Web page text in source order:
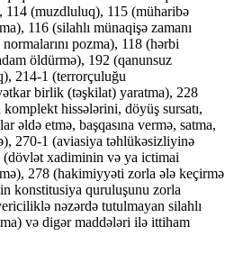
114 (muzdluluq), 115 (müharibə
116 (silahlı münaqişə zamanı
pozma), 118 (hərbi
öldürmə), 192 (qanunsuz
214-1 (terrorçuluğu
birlik (təşkilat) yaratma), 228
hissələrini, döyüş sursatı,
əldə etmə, başqasına vermə, satma,
270-1 (aviasiya təhlükəsizliyinə
xadiminin və ya ictimai
278 (hakimiyyəti zorla ələ keçirmə
konstitusiya quruluşunu zorla
nəzərdə tutulmayan silahlı
və digər maddələri ilə ittiham